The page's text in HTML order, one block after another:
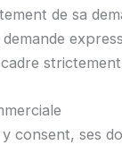
de sa
consent, ses